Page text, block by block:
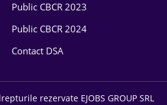
Public CBCR 2023
Public CBCR 2024
Contact DSA
rezervate EJOBS GROUP SRL